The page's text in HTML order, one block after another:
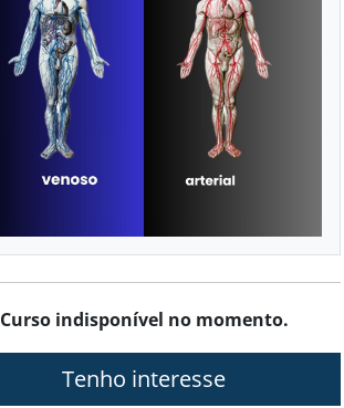
Curso indisponível no momento.
Tenho interesse